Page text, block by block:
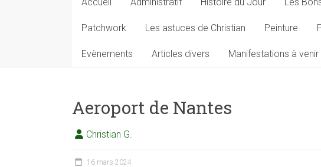
Patchwork Les astuces de Christian Peinture
Evènements Articles divers Manifestations à venir
Aeroport de Nantes
Christian G.
16 mars 2024